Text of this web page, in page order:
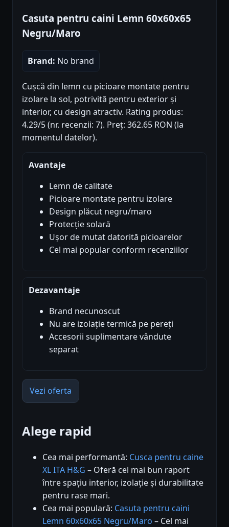
Casuta pentru caini Lemn 60x60x65
Negru/Maro
Brand: No brand
Cușcă din lemn cu picioare montate pentru
izolare la sol, potrivită pentru exterior și
interior, cu design atractiv. Rating produs:
4.29/5 (nr. recenzii: 7). Preț: 362.65 RON (la
momentul datelor).
Avantaje
Lemn de calitate
Picioare montate pentru izolare
Design plăcut negru/maro
Protecție solară
Ușor de mutat datorită picioarelor
Cel mai popular conform recenziilor
Dezavantaje
Brand necunoscut
Nu are izolație termică pe pereți
Accesorii suplimentare vândute
separat
Vezi oferta
Alege rapid
Cea mai performantă: Cusca pentru caine
XL ITA H&G – Oferă cel mai bun raport
între spațiu interior, izolație și durabilitate
pentru rase mari.
Cea mai populară: Casuta pentru caini
Lemn 60x60x65 Negru/Maro – Cel mai